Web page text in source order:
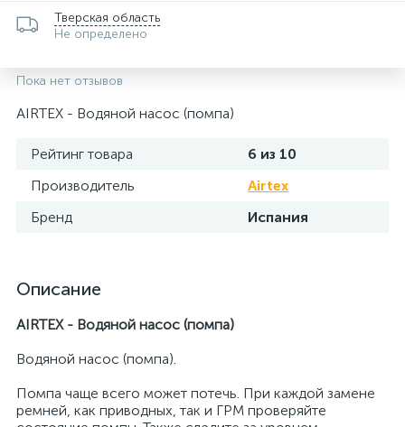
Тверская область
Не определено
Пока нет отзывов
AIRTEX - Водяной насос (помпа)
Рейтинг товара
6 из 10
Производитель
Airtex
Бренд
Испания
Описание
AIRTEX - Водяной насос (помпа)
Водяной насос (помпа).
Помпа чаще всего может потечь. При каждой замене
ремней, как приводных, так и ГРМ проверяйте